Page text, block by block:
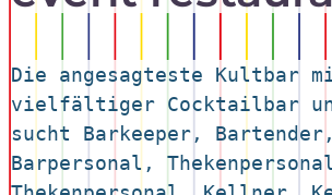
Die angesagteste Kultbar
vielfältiger Cocktailbar
sucht Barkeeper, Bartender,
Barpersonal,